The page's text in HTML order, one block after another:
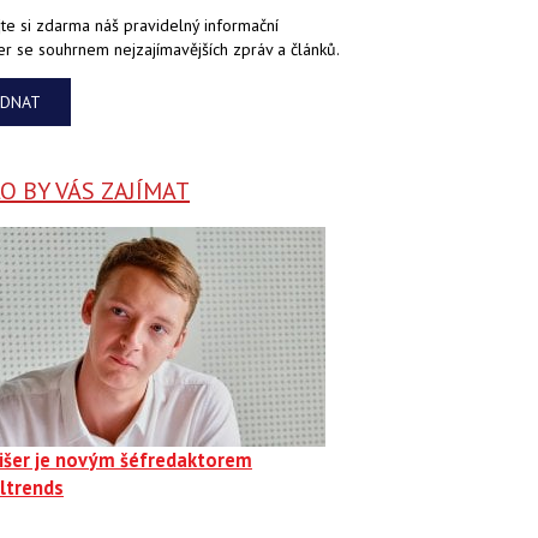
si zdarma náš pravidelný informační
se souhrnem nejzajímavějších zpráv a článků.
BY VÁS ZAJÍMAT
je novým šéfredaktorem